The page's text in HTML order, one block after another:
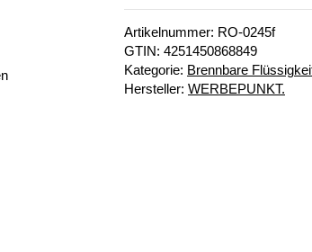
Artikelnummer: RO-0245f
GTIN: 4251450868849
Kategorie: Brennbare
Hersteller: WERBEPUNKT.